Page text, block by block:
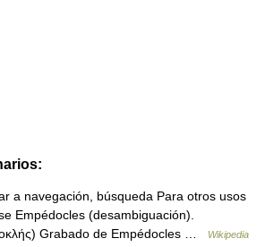
a navegación, búsqueda Para otros usos
Empédocles (desambiguación).
Grabado de Empédocles …
Wikipedia